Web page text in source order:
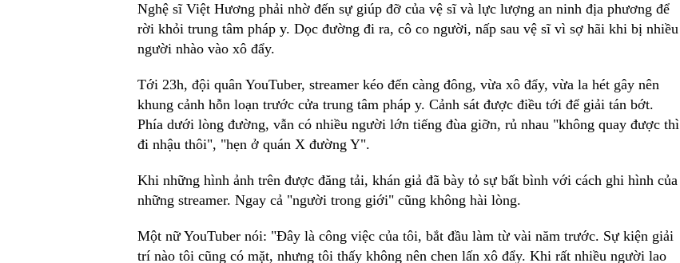
Nghệ sĩ Việt Hương phải nhờ đến sự giúp đỡ của vệ sĩ và lực lượng an ninh địa phương để
rời khỏi trung tâm pháp y. Dọc đường đi ra, cô co người, nấp sau vệ sĩ vì sợ hãi khi bị nhiều
người nhào vào xô đẩy.
Tới 23h, đội quân YouTuber, streamer kéo đến càng đông, vừa xô đẩy, vừa la hét gây nên
khung cảnh hỗn loạn trước cửa trung tâm pháp y. Cảnh sát được điều tới để giải tán bớt.
Phía dưới lòng đường, vẫn có nhiều người lớn tiếng đùa giỡn, rủ nhau "không quay được thì
đi nhậu thôi", "hẹn ở quán X đường Y".
Khi những hình ảnh trên được đăng tải, khán giả đã bày tỏ sự bất bình với cách ghi hình của
những streamer. Ngay cả "người trong giới" cũng không hài lòng.
Một nữ YouTuber nói: "Đây là công việc của tôi, bắt đầu làm từ vài năm trước. Sự kiện giải
trí nào tôi cũng có mặt, nhưng tôi thấy không nên chen lấn xô đẩy. Khi rất nhiều người lao